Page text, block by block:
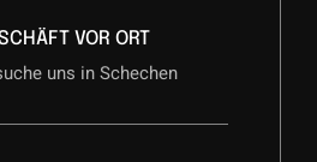
VOR ORT
uns in Schechen